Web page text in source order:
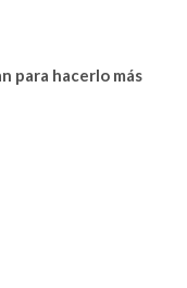
para hacerlo más